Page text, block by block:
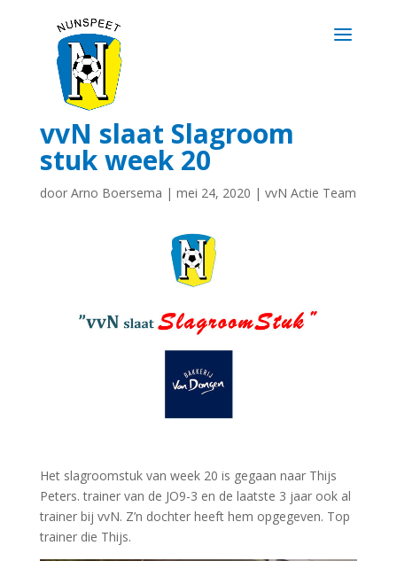
vvN slaat Slagroom
stuk week 20
door Arno Boersema | mei 24, 2020 | vvN Actie Team
Het slagroomstuk van week 20 is gegaan naar Thijs
Peters. trainer van de JO9-3 en de laatste 3 jaar ook al
trainer bij vvN. Z’n dochter heeft hem opgegeven. Top
trainer die Thijs.